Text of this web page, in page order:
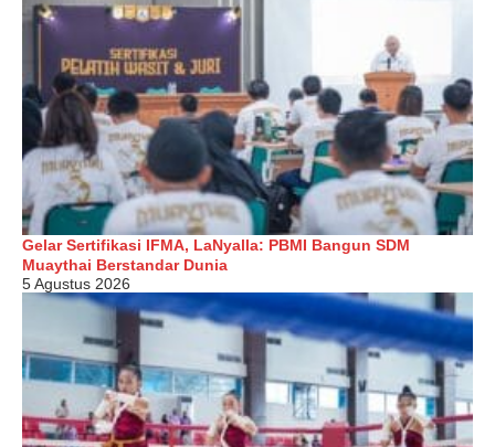
Gelar Sertifikasi IFMA, LaNyalla: PBMI Bangun SDM
Muaythai Berstandar Dunia
5 Agustus 2026